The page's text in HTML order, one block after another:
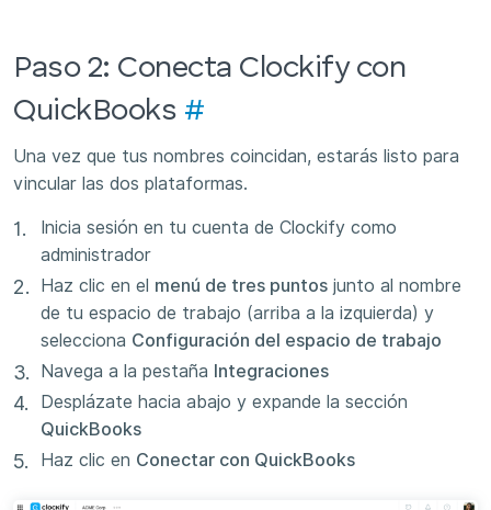
Paso 2: Conecta Clockify con
QuickBooks #
Una vez que tus nombres coincidan, estarás listo para
vincular las dos plataformas.
Inicia sesión en tu cuenta de Clockify como
administrador
Haz clic en el menú de tres puntos junto al nombre
de tu espacio de trabajo (arriba a la izquierda) y
selecciona Configuración del espacio de trabajo
Navega a la pestaña Integraciones
Desplázate hacia abajo y expande la sección
QuickBooks
Haz clic en Conectar con QuickBooks